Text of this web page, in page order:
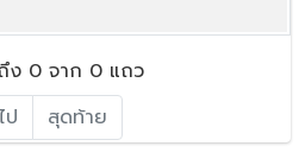
ง 0 จาก 0 แถว
ป สุดท้าย